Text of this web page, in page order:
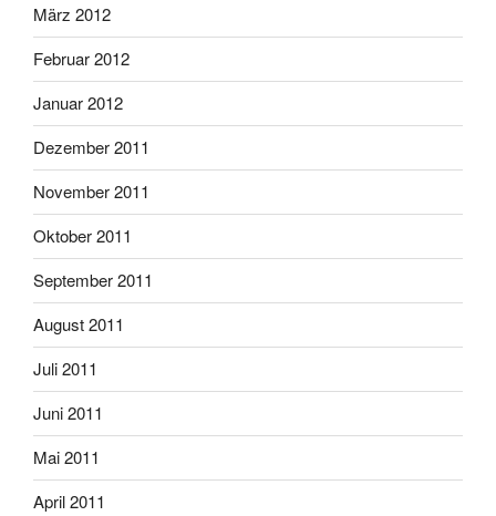
März 2012
Februar 2012
Januar 2012
Dezember 2011
November 2011
Oktober 2011
September 2011
August 2011
Juli 2011
Juni 2011
Mai 2011
April 2011